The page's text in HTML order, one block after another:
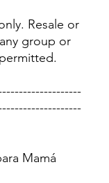
Resale or
group or
Mamá